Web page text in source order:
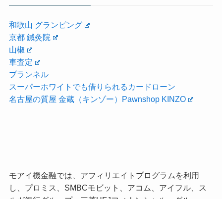
和歌山 グランピング
京都 鍼灸院
山椒
車査定
プランネル
スーパーホワイトでも借りられるカードローン
名古屋の質屋 金蔵（キンゾー）Pawnshop KINZO
モアイ機金融では、アフィリエイトプログラムを利用
し、プロミス、SMBCモビット、アコム、アイフル、ス